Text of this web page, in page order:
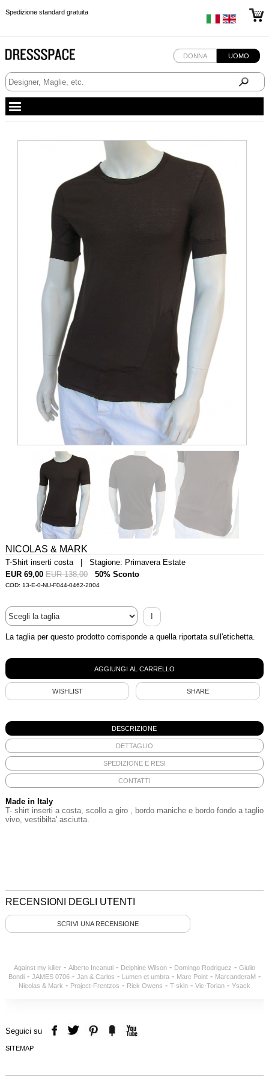
Spedizione standard gratuita
DONNA UOMO
NICOLAS & MARK
T-Shirt inserti costa | Stagione: Primavera Estate
EUR 69,00 EUR 138,00 50% Sconto
COD: 13-E-0-NU-F044-0462-2004
I
La taglia per questo prodotto corrisponde a quella riportata sull'etichetta.
WISHLIST SHARE
DESCRIZIONE
DETTAGLIO
SPEDIZIONE E RESI
CONTATTI
Made in Italy
T- shirt inserti a costa, scollo a giro , bordo maniche e bordo fondo a taglio
vivo, vestibilta' asciutta.
RECENSIONI DEGLI UTENTI
SCRIVI UNA RECENSIONE
Against my killer- Alberto Incanuti- Delphine Wilson- Domingo Rodriguez - Giulio
Bondi- JAMES 0706- Jan & Carlos - Lumen et umbra- Marc Point- MarcandcraM -
Nicolas & Mark - Project-Frentzos - Rick Owens - T-skin- Vic-Torian- Ysack
Seguici su
SITEMAP